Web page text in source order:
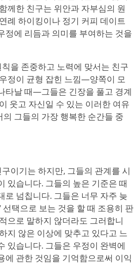
께한 친구는 위안과 자부심의 원
례 하이킹이나 정기 커피 데이트
정에 리듬과 의미를 부여하는 것을
을 존중하고 노력에 맞서는 친구
정이 균형 잡힌 느낌—양쪽이 모
타날 때—그들은 긴장을 풀고 경계
웃고 자신일 수 있는 이러한 여유
그들의 가장 행복한 순간들 중
이기는 하지만, 그들의 관계를 시
있습니다. 그들의 높은 기준은 때
로 넘칩니다. 그들은 너무 자주 늦
선택으로 보는 것을 할 때 조용히 판
으로 말하지 않더라도 그러합니
지 않은 이상에 맞추고 있다고 느
있습니다. 그들은 우정이 완벽에
에 관한 것임을 기억함으로써 이익